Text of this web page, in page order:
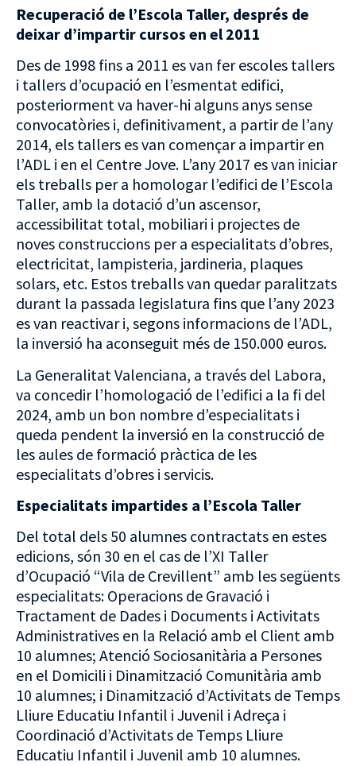
Recuperació de l’Escola Taller, després de
deixar d’impartir cursos en el 2011
Des de 1998 fins a 2011 es van fer escoles tallers
i tallers d’ocupació en l’esmentat edifici,
posteriorment va haver-hi alguns anys sense
convocatòries i, definitivament, a partir de l’any
2014, els tallers es van començar a impartir en
l’ADL i en el Centre Jove. L’any 2017 es van iniciar
els treballs per a homologar l’edifici de l’Escola
Taller, amb la dotació d’un ascensor,
accessibilitat total, mobiliari i projectes de
noves construccions per a especialitats d’obres,
electricitat, lampisteria, jardineria, plaques
solars, etc. Estos treballs van quedar paralitzats
durant la passada legislatura fins que l’any 2023
es van reactivar i, segons informacions de l’ADL,
la inversió ha aconseguit més de 150.000 euros.
La Generalitat Valenciana, a través del Labora,
va concedir l’homologació de l’edifici a la fi del
2024, amb un bon nombre d’especialitats i
queda pendent la inversió en la construcció de
les aules de formació pràctica de les
especialitats d’obres i servicis.
Especialitats impartides a l’Escola Taller
Del total dels 50 alumnes contractats en estes
edicions, són 30 en el cas de l’XI Taller
d’Ocupació “Vila de Crevillent” amb les següents
especialitats: Operacions de Gravació i
Tractament de Dades i Documents i Activitats
Administratives en la Relació amb el Client amb
10 alumnes; Atenció Sociosanitària a Persones
en el Domicili i Dinamització Comunitària amb
10 alumnes; i Dinamització d’Activitats de Temps
Lliure Educatiu Infantil i Juvenil i Adreça i
Coordinació d’Activitats de Temps Lliure
Educatiu Infantil i Juvenil amb 10 alumnes.